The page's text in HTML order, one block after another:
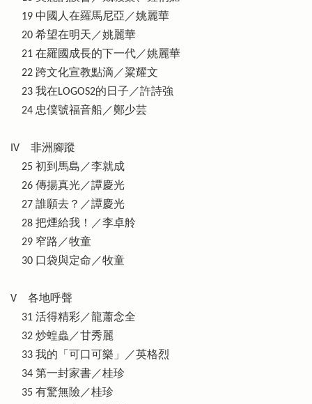
19 中國人在羅馬尼亞／姚麗華
20 希望在明天／姚麗華
21 在羅國成長的下一代／姚麗華
22 跨文化宣教點滴／粱耀文
23 我在LOGOS2的日子／許詩強
24 忠僕號福音船／鄭少芸
IV 非洲腳蹤
25 初到馬島／李就成
26 傳揚真光／譚慶光
27 誰願去？／譚慶光
28 把煙給我！／李卓舲
29 窄路／牧童
30 口袋與定命／牧童
V 各地呼聲
31 活得精彩／龍蕭念全
32 炒蝗蟲／甘秀麗
33 我的「可口可樂」／英格烈
34 第一封家書／桂珍
35 有驚無險／桂珍